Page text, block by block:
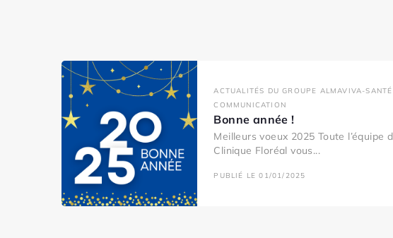
ACTUALITÉS DU GROUPE ALMAVIVA-
COMMUNICATION
Bonne année !
Meilleurs voeux 2025 Toute l’équipe
Clinique Floréal vous...
PUBLIÉ LE 01/01/2025